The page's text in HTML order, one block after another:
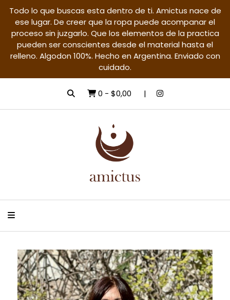
Todo lo que buscas esta dentro de ti. Amictus nace de
ese lugar. De creer que la ropa puede acompanar el
proceso sin juzgarlo. Que los elementos de la practica
pueden ser conscientes desde el material hasta el
relleno. Algodon 100%. Hecho en Argentina. Enviado con
cuidado.
0 - $0,00